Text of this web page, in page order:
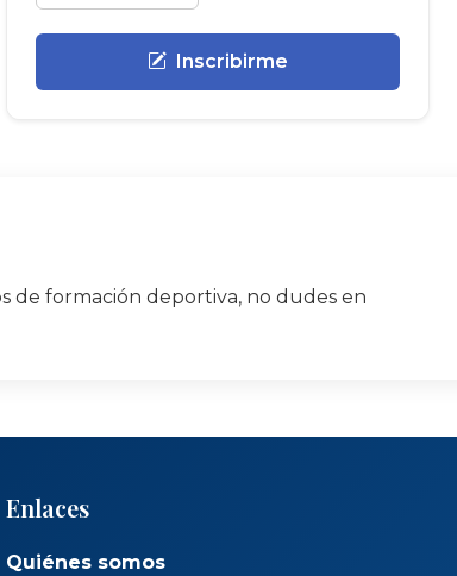
Inscribirme
de formación deportiva, no dudes en
Enlaces
Quiénes somos